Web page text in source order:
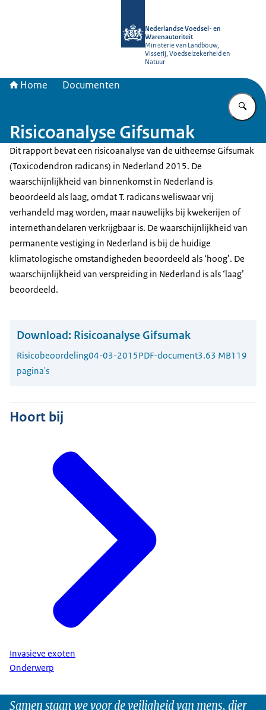
Nederlandse Voedsel- en
Warenautoriteit
Ministerie van Landbouw,
Visserij, Voedselzekerheid en
Natuur
Home Documenten
Risicoanalyse Gifsumak
Dit rapport bevat een risicoanalyse van de uitheemse Gifsumak
(Toxicodendron radicans) in Nederland 2015. De
waarschijnlijkheid van binnenkomst in Nederland is
beoordeeld als laag, omdat T. radicans weliswaar vrij
verhandeld mag worden, maar nauwelijks bij kwekerijen of
internethandelaren verkrijgbaar is. De waarschijnlijkheid van
permanente vestiging in Nederland is bij de huidige
klimatologische omstandigheden beoordeeld als ‘hoog’. De
waarschijnlijkheid van verspreiding in Nederland is als ‘laag’
beoordeeld.
Download: Risicoanalyse Gifsumak
Risicobeoordeling04-03-2015PDF-document3.63 MB119
pagina's
Hoort bij
Invasieve exoten
Onderwerp
Samen staan we voor de veiligheid van mens, dier